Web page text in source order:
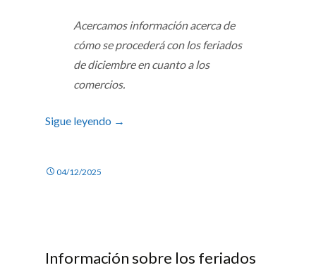
Acercamos información acerca de
cómo se procederá con los feriados
de diciembre en cuanto a los
comercios.
Sigue leyendo →
04/12/2025
Información sobre los feriados